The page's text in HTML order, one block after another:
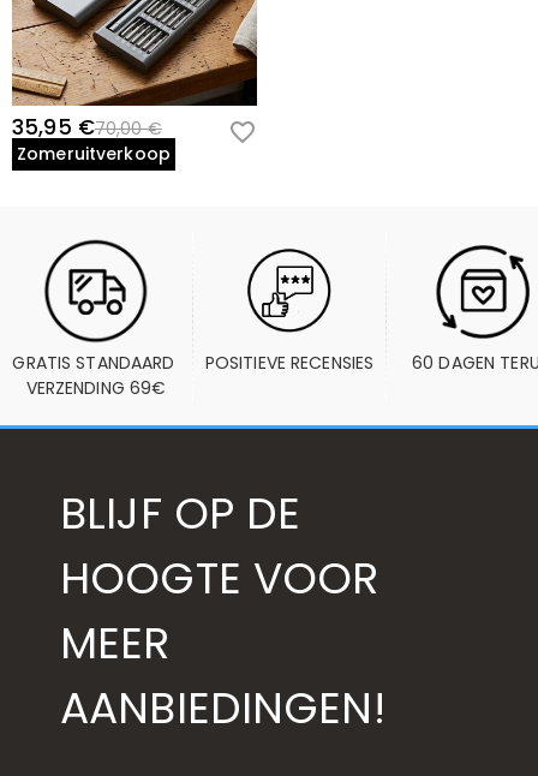
35,95 €70,00 €
Zomeruitverkoop
GRATIS STANDAARD
VERZENDING 69€
POSITIEVE RECENSIES 60 DAGEN
BLIJF OP DE
HOOGTE VOOR
MEER
AANBIEDINGEN!